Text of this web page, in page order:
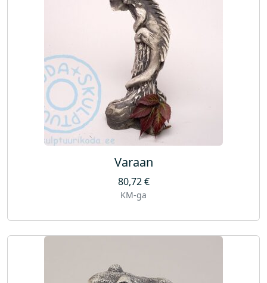
Varaan
80,72€
KM-ga